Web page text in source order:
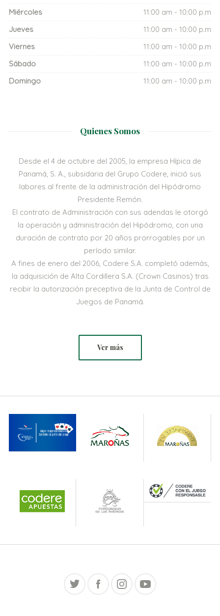
Miércoles
11:00 am - 10:00 p.m
Jueves
11:00 am - 10:00 p.m
Viernes
11:00 am - 10:00 p.m
Sábado
11:00 am - 10:00 p.m
Domingo
11:00 am - 10:00 p.m
Quienes Somos
Desde el 4 de octubre del 2005, la empresa Hípica de
Panamá, S. A., subsidaria del Grupo Codere, inició sus
labores al frente de la administración del Hipódromo
Presidente Remón.
El contrato de Administración con sus adendas le otorgó
la operación y administración del Hipódromo, con una
duración de contrato por 20 años prorrogables por un
período similar.
A fines de enero del 2006, Codere S.A. completó además,
la adquisición de Alta Cordillera S.A. (Crown Casinos) tras
recibir la autorización preceptiva de la Junta de Control de
Juegos de Panamá.
Ver más